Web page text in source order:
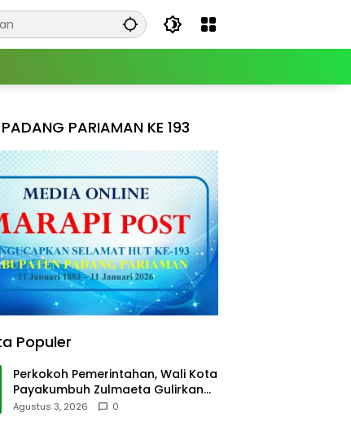
PARIAMAN KE 193
Populer
Perkokoh Pemerintahan, Wali Kota
Payakumbuh Zulmaeta Gulirkan
Jabatan
Agustus 3, 2026 0